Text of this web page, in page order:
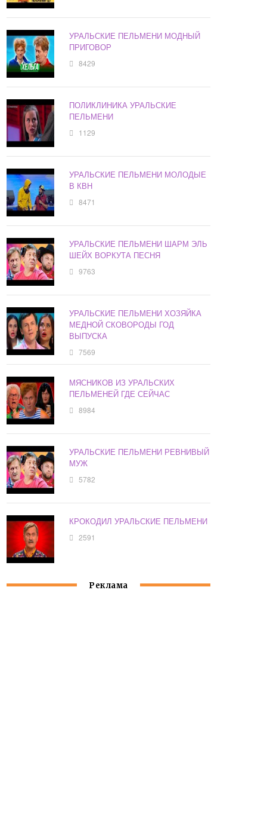
УРАЛЬСКИЕ ПЕЛЬМЕНИ МОДНЫЙ
ПРИГОВОР
8429
ПОЛИКЛИНИКА УРАЛЬСКИЕ
ПЕЛЬМЕНИ
1129
УРАЛЬСКИЕ ПЕЛЬМЕНИ МОЛОДЫЕ
В КВН
8471
УРАЛЬСКИЕ ПЕЛЬМЕНИ ШАРМ ЭЛЬ
ШЕЙХ ВОРКУТА ПЕСНЯ
9763
УРАЛЬСКИЕ ПЕЛЬМЕНИ ХОЗЯЙКА
МЕДНОЙ СКОВОРОДЫ ГОД
ВЫПУСКА
7569
МЯСНИКОВ ИЗ УРАЛЬСКИХ
ПЕЛЬМЕНЕЙ ГДЕ СЕЙЧАС
8984
УРАЛЬСКИЕ ПЕЛЬМЕНИ РЕВНИВЫЙ
МУЖ
5782
КРОКОДИЛ УРАЛЬСКИЕ ПЕЛЬМЕНИ
2591
Реклама